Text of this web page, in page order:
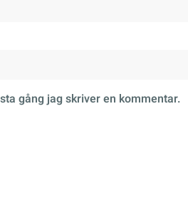
gång jag skriver en kommentar.